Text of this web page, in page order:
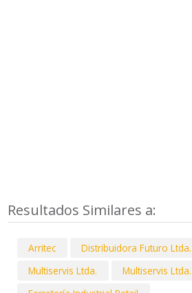
Resultados Similares a:
Arritec
Distribuidora Futuro Ltda.
Multiservis Ltda.
Multiservis Ltda.